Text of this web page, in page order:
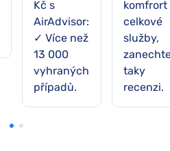
Kč s
AirAdvisor:
✓ Více než
13 000
vyhraných
případů.
komfrort
celkové
služby,
taky
recenzi.